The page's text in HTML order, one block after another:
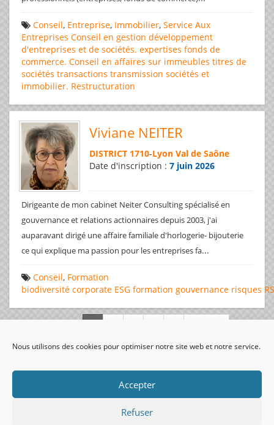
Nous utilisons des cookies pour optimiser notre site web et notre service.
Accepter
Refuser
Conseil, Entreprise, Immobilier, Service Aux
Entreprises Conseil en gestion développement
d'entreprises et de sociétés. expertises fonds de
commerce. Conseil en affaires sur immeubles titres de
sociétés transactions transmission sociétés et
immobilier. Restructuration
Viviane NEITER
DISTRICT 1710-Lyon Val de Saône
Date d'inscription : 7 juin 2026
Dirigeante de mon cabinet Neiter Consulting spécialisé en
gouvernance et relations actionnaires depuis 2003, j'ai
auparavant dirigé une affaire familiale d'horlogerie- bijouterie
ce qui explique ma passion pour les entreprises fa...
Conseil, Formation
biodiversité corporate ESG formation gouvernance risques
visiteurs uniques: